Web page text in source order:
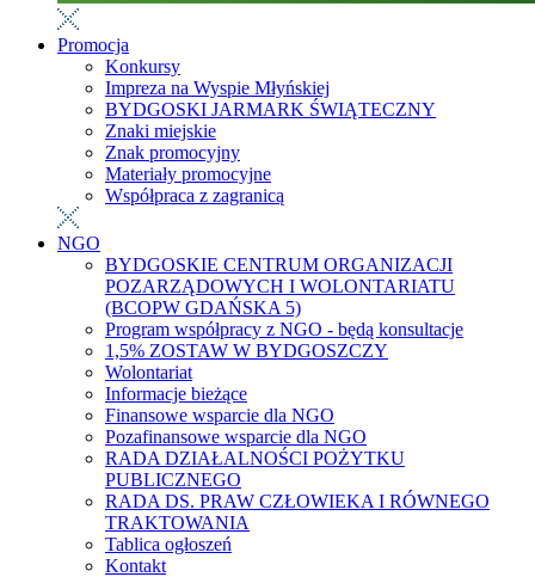
Promocja
Konkursy
Impreza na Wyspie Młyńskiej
BYDGOSKI JARMARK ŚWIĄTECZNY
Znaki miejskie
Znak promocyjny
Materiały promocyjne
Współpraca z zagranicą
NGO
BYDGOSKIE CENTRUM ORGANIZACJI
POZARZĄDOWYCH I WOLONTARIATU
(BCOPW GDAŃSKA 5)
Program współpracy z NGO - będą konsultacje
1,5% ZOSTAW W BYDGOSZCZY
Wolontariat
Informacje bieżące
Finansowe wsparcie dla NGO
Pozafinansowe wsparcie dla NGO
RADA DZIAŁALNOŚCI POŻYTKU
PUBLICZNEGO
RADA DS. PRAW CZŁOWIEKA I RÓWNEGO
TRAKTOWANIA
Tablica ogłoszeń
Kontakt